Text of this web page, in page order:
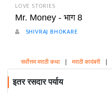
LOVE STORIES
Mr. Money - भाग 8
SHIVRAJ BHOKARE
सर्वोत्तम मराठी कथा | मराठी कादंबरी |
इतर रसदार पर्याय